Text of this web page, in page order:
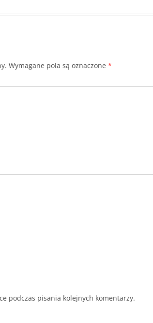
Wymagane pola są oznaczone *
podczas pisania kolejnych komentarzy.